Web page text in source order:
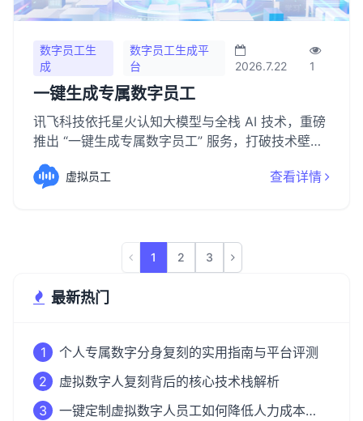
数字员工生
成
数字员工生成平
台
2026.7.22 1
一键生成专属数字员工
讯飞科技依托星火认知大模型与全栈 AI 技术，重磅
推出 “一键生成专属数字员工” 服务，打破技术壁
垒，让企业无需专业开发能力，即可快速拥有适配
自身需求的 AI 得力助手，轻松开启数字化转型新征
虚拟员工 查看详情
1 2 3
最新热门
1
个人专属数字分身复刻的实用指南与平台评测
2
虚拟数字人复刻背后的核心技术栈解析
3
一键定制虚拟数字人员工如何降低人力成本